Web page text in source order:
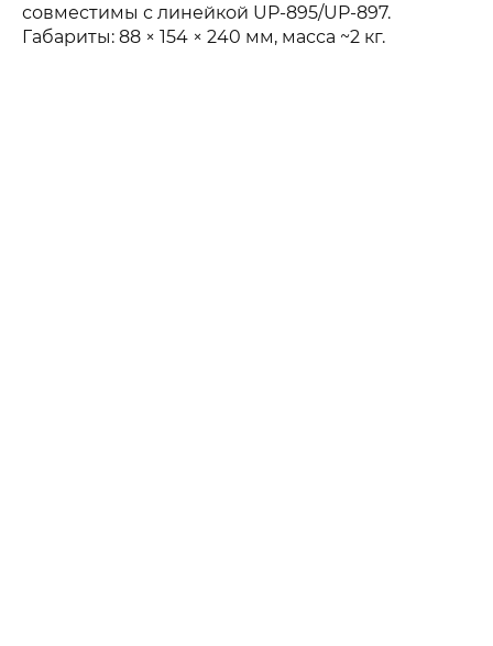
совместимы с линейкой UP-895/UP-897.
Габариты: 88 × 154 × 240 мм, масса ~2 кг.